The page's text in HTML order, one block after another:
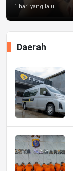
1 hari yang lalu
Daerah